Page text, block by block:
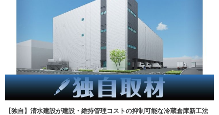
【独自】清水建設が建設・維持管理コストの抑制可能な冷蔵倉庫新工法